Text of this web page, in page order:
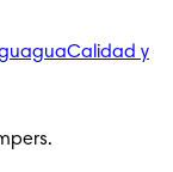
Calidad y